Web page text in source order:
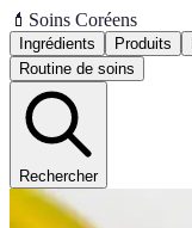
💄 Soins Coréens
Ingrédients Produits
Routine de soins
Rechercher